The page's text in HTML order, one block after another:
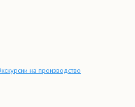
на производство